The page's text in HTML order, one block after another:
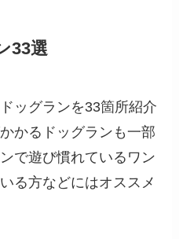
33選
ッグランを33箇所紹介
かるドッグランも一部
で遊び慣れているワン
る方などにはオススメ